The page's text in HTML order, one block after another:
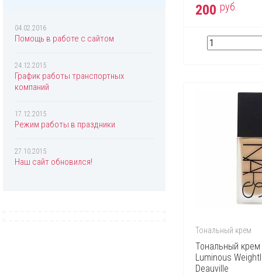
04.02.2016
Помощь в работе с сайтом
24.12.2015
График работы транспортных
компаний
17.12.2015
Режим работы в праздники
27.10.2015
Наш сайт обновился!
200 руб.
Тональный крем
Тональный крем
Luminous
Deauville